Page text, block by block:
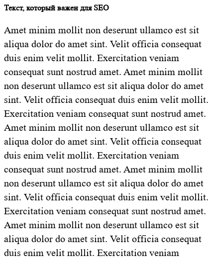
Текст, который важен для SEO
Amet minim mollit non deserunt ullamco est sit
aliqua dolor do amet sint. Velit officia consequat
duis enim velit mollit. Exercitation veniam
consequat sunt nostrud amet. Amet minim mollit
non deserunt ullamco est sit aliqua dolor do amet
sint. Velit officia consequat duis enim velit mollit.
Exercitation veniam consequat sunt nostrud amet.
Amet minim mollit non deserunt ullamco est sit
aliqua dolor do amet sint. Velit officia consequat
duis enim velit mollit. Exercitation veniam
consequat sunt nostrud amet. Amet minim mollit
non deserunt ullamco est sit aliqua dolor do amet
sint. Velit officia consequat duis enim velit mollit.
Exercitation veniam consequat sunt nostrud amet.
Amet minim mollit non deserunt ullamco est sit
aliqua dolor do amet sint. Velit officia consequat
duis enim velit mollit. Exercitation veniam